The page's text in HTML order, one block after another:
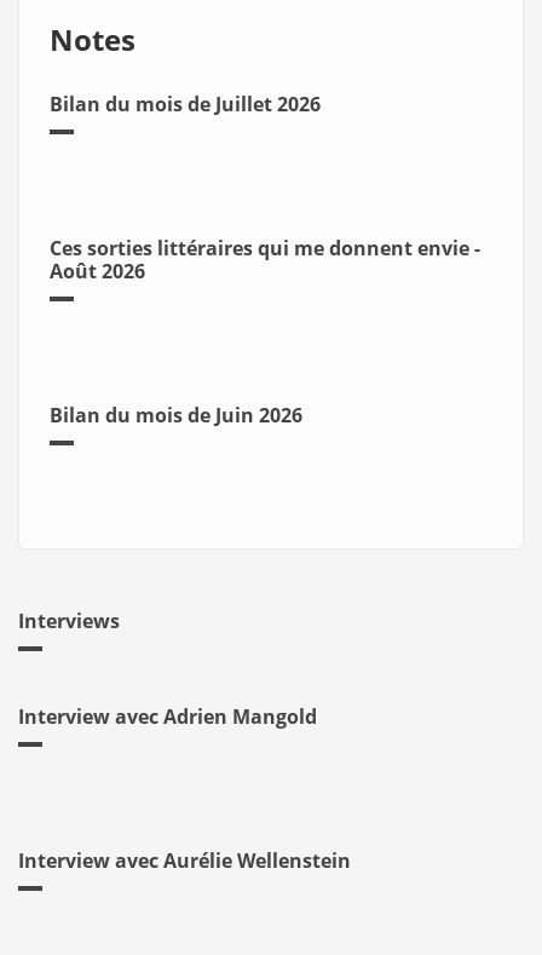
Notes
Bilan du mois de Juillet 2026
Ces sorties littéraires qui me donnent envie -
Août 2026
Bilan du mois de Juin 2026
Interviews
Interview avec Adrien Mangold
Interview avec Aurélie Wellenstein